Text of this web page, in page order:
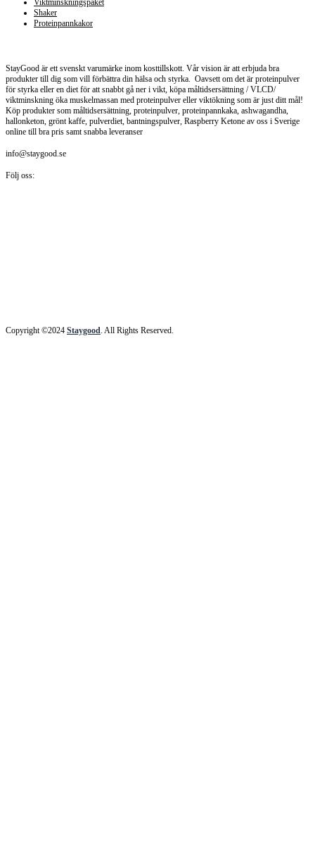
Viktminskningspaket
Shaker
Proteinpannkakor
StayGood är ett svenskt varumärke inom kosttillskott. Vår vision är att erbjuda bra
produkter till dig som vill förbättra din hälsa och styrka. Oavsett om det är proteinpulver
för styrka eller en diet för att snabbt gå ner i vikt, köpa måltidsersättning / VLCD/
viktminskning öka muskelmassan med proteinpulver eller viktökning som är just ditt mål!
Köp produkter som måltidsersättning, proteinpulver, proteinpannkaka, ashwagandha,
hallonketon, grönt kaffe, pulverdiet, bantningspulver, Raspberry Ketone av oss i Sverige
online till bra pris samt snabba leveranser
info@staygood.se
Följ oss:
Copyright ©2024 Staygood. All Rights Reserved.